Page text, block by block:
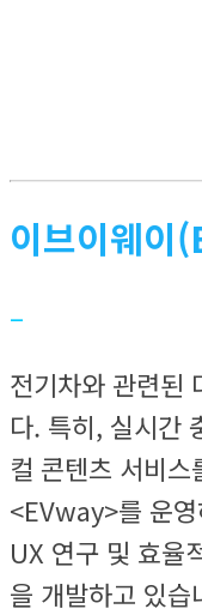
이브이웨이
–
전기차와 관련된
다. 특히, 실시간
컬 콘텐츠 서비
<EVway>를 운
UX 연구 및 효율
을 개발하고 있습